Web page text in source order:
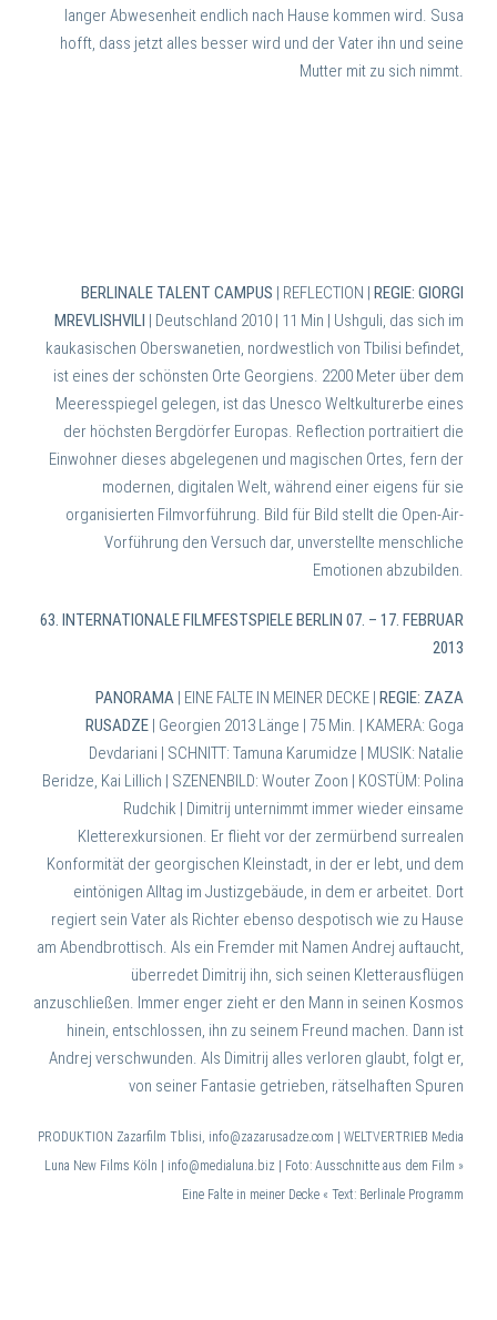
langer Abwesenheit endlich nach Hause kommen wird. Susa
hofft, dass jetzt alles besser wird und der Vater ihn und seine
Mutter mit zu sich nimmt.
BERLINALE TALENT CAMPUS | REFLECTION |
REGIE: GIORGI
MREVLISHVILI
| Deutschland 2010 | 11 Min | Ushguli, das sich im
kaukasischen Oberswanetien, nordwestlich von Tbilisi befindet,
ist eines der schönsten Orte Georgiens. 2200 Meter über dem
Meeresspiegel gelegen, ist das Unesco Weltkulturerbe eines
der höchsten Bergdörfer Europas. Reflection portraitiert die
Einwohner dieses abgelegenen und magischen Ortes, fern der
modernen, digitalen Welt, während einer eigens für sie
organisierten Filmvorführung. Bild für Bild stellt die Open-Air-
Vorführung den Versuch dar, unverstellte menschliche
Emotionen abzubilden.
63. INTERNATIONALE FILMFESTSPIELE BERLIN 07. – 17. FEBRUAR
2013
PANORAMA | EINE FALTE IN MEINER DECKE |
REGIE: ZAZA
RUSADZE | Georgien 2013 Länge | 75 Min. |
KAMERA: Goga
Devdariani | SCHNITT: Tamuna Karumidze | MUSIK: Natalie
Beridze, Kai Lillich | SZENENBILD: Wouter Zoon | KOSTÜM: Polina
Rudchik |
Dimitrij unternimmt immer wieder einsame
Kletterexkursionen. Er flieht vor der zermürbend surrealen
Konformität der georgischen Kleinstadt, in der er lebt, und dem
eintönigen Alltag im Justizgebäude, in dem er arbeitet. Dort
regiert sein Vater als Richter ebenso despotisch wie zu Hause
am Abendbrottisch. Als ein Fremder mit Namen Andrej auftaucht,
überredet Dimitrij ihn, sich seinen Kletterausflügen
anzuschließen. Immer enger zieht er den Mann in seinen Kosmos
hinein, entschlossen, ihn zu seinem Freund machen. Dann ist
Andrej verschwunden. Als Dimitrij alles verloren glaubt, folgt er,
von seiner Fantasie getrieben, rätselhaften Spuren
PRODUKTION Zazarfilm Tblisi, info@zazarusadze.com | WELTVERTRIEB Media
Luna New Films Köln | info@medialuna.biz |
Foto: Ausschnitte aus dem Film »
Eine Falte in meiner Decke « Text: Berlinale Programm